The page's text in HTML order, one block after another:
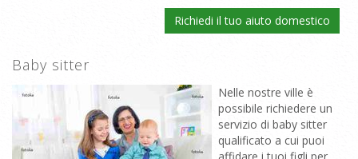
Richiedi il tuo aiuto domestico
Baby sitter
Nelle nostre ville è
possibile richiedere un
servizio di baby sitter
qualificato a cui puoi